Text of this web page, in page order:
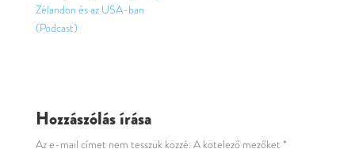
Zélandon és az USA-ban
(Podcast)
Hozzászólás írása
Az e-mail címet nem tesszük közzé. A kötelező mezőket *